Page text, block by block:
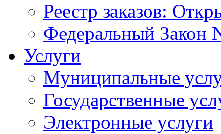
Реестр заказов:
Федеральный Закон
Услуги
Муниципальные
Государственные
Электронные услуги